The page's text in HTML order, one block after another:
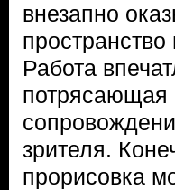
внезапно
Работа
потрясающая
зрителя.
прорисовка